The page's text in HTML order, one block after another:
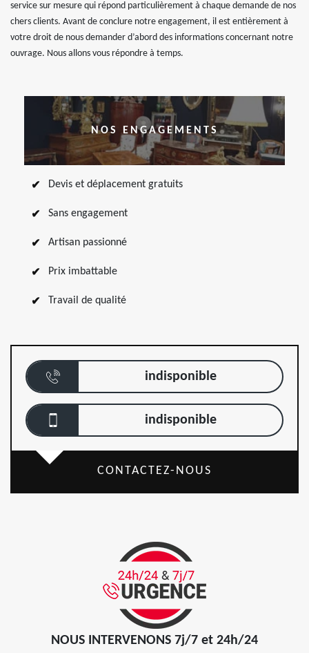
service sur mesure qui répond particulièrement à chaque demande de nos
chers clients. Avant de conclure notre engagement, il est entièrement à
votre droit de nous demander d’abord des informations concernant notre
ouvrage. Nous allons vous répondre à temps.
NOS ENGAGEMENTS
Devis et déplacement gratuits
Sans engagement
Artisan passionné
Prix imbattable
Travail de qualité
indisponible
indisponible
CONTACTEZ-NOUS
NOUS INTERVENONS 7j/7 et 24h/24